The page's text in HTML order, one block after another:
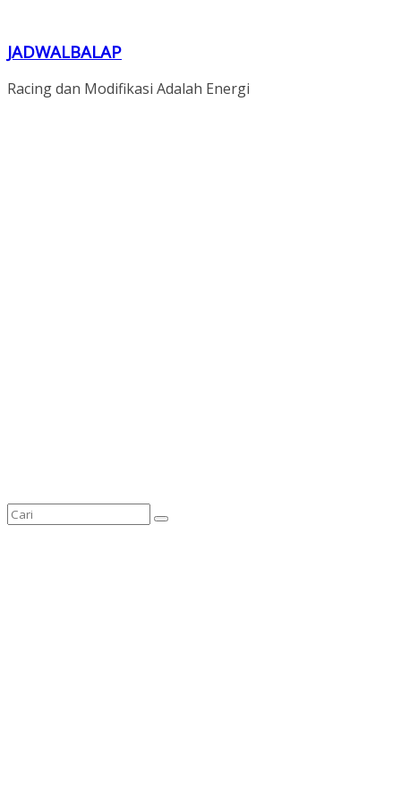
JADWALBALAP
Racing dan Modifikasi Adalah Energi